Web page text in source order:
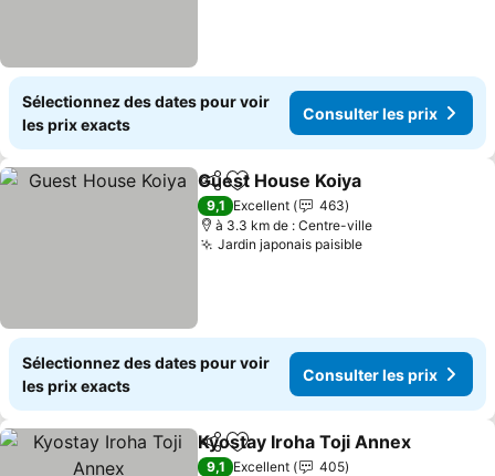
Sélectionnez des dates pour voir
les prix exacts
Consulter les prix
PartagerAjouter à mes favoris
Guest House Koiya
9,1 Excellent
463
à 3.3 km de : Centre-ville
Jardin japonais paisible
Sélectionnez des dates pour voir
les prix exacts
Consulter les prix
PartagerAjouter à mes favoris
Kyostay Iroha Toji Annex
9,1 Excellent
405